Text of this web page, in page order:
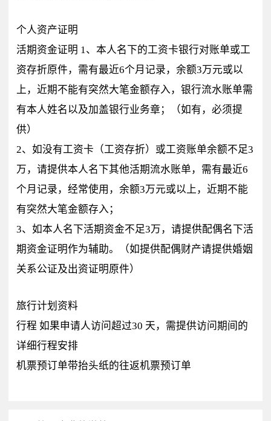
个人资产证明
活期资金证明 1、本人名下的工资卡银行对账单或工
资存折原件，需有最近6个月记录，余额3万元或以
上，近期不能有突然大笔金额存入，银行流水账单需
有本人姓名以及加盖银行业务章；（如有，必须提
供）
2、如没有工资卡（工资存折）或工资账单余额不足3
万，请提供本人名下其他活期流水账单，需有最近6
个月记录，经常使用，余额3万元或以上，近期不能
有突然大笔金额存入；
3、如本人名下活期资金不足3万，请提供配偶名下活
期资金证明作为辅助。（如提供配偶财产请提供婚姻
关系公证及出资证明原件）
旅行计划资料
行程 如果申请人访问超过30 天，需提供访问期间的
详细行程安排
机票预订单带抬头纸的往返机票预订单